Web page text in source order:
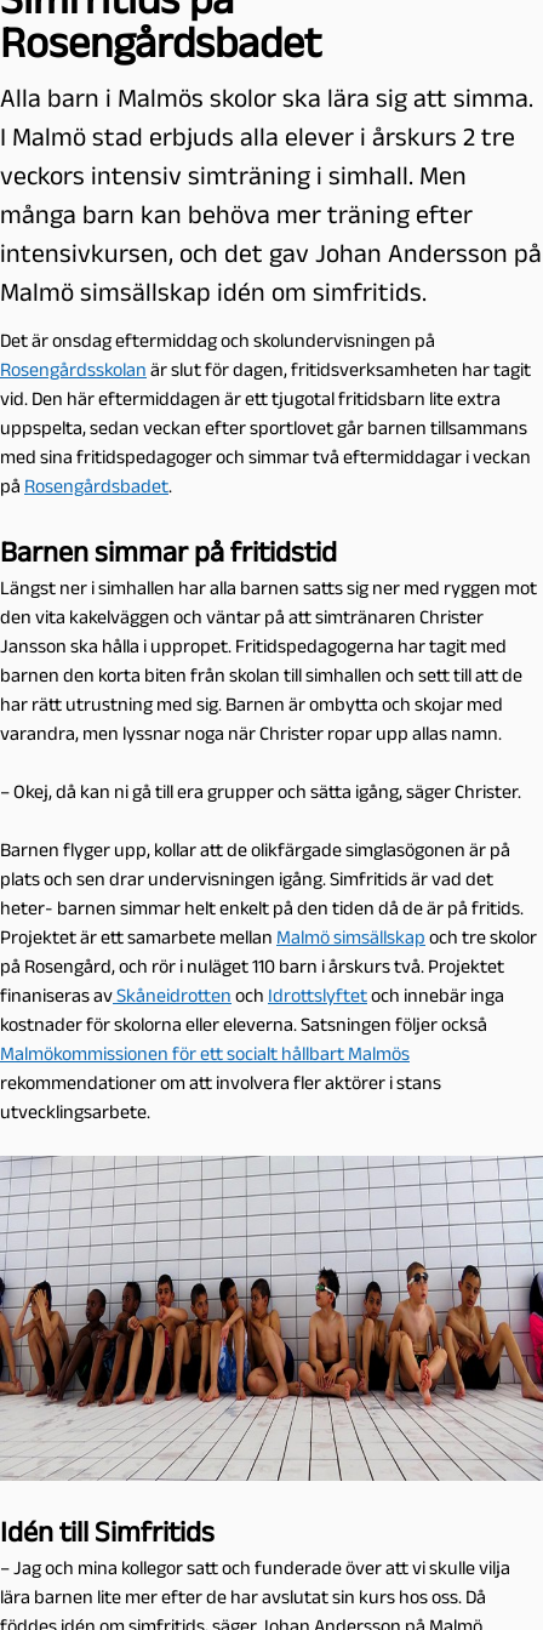
Rosengårdsbadet
Alla barn i Malmös skolor ska lära sig att simma.
I Malmö stad erbjuds alla elever i årskurs 2 tre
veckors intensiv simträning i simhall. Men
många barn kan behöva mer träning efter
intensivkursen, och det gav Johan Andersson på
Malmö simsällskap idén om simfritids.
Det är onsdag eftermiddag och skolundervisningen på
Rosengårdsskolan är slut för dagen, fritidsverksamheten har tagit
vid. Den här eftermiddagen är ett tjugotal fritidsbarn lite extra
uppspelta, sedan veckan efter sportlovet går barnen tillsammans
med sina fritidspedagoger och simmar två eftermiddagar i veckan
på Rosengårdsbadet.
Barnen simmar på fritidstid
Längst ner i simhallen har alla barnen satts sig ner med ryggen mot
den vita kakelväggen och väntar på att simtränaren Christer
Jansson ska hålla i uppropet. Fritidspedagogerna har tagit med
barnen den korta biten från skolan till simhallen och sett till att de
har rätt utrustning med sig. Barnen är ombytta och skojar med
varandra, men lyssnar noga när Christer ropar upp allas namn.
– Okej, då kan ni gå till era grupper och sätta igång, säger Christer.
Barnen flyger upp, kollar att de olikfärgade simglasögonen är på
plats och sen drar undervisningen igång. Simfritids är vad det
heter- barnen simmar helt enkelt på den tiden då de är på fritids.
Projektet är ett samarbete mellan Malmö simsällskap och tre skolor
på Rosengård, och rör i nuläget 110 barn i årskurs två. Projektet
finaniseras avSkåneidrotten och Idrottslyftetoch innebär inga
kostnader för skolorna eller eleverna. Satsningen följer också
Malmökommissionen för ett socialt hållbart Malmös
rekommendationer om att involvera fler aktörer i stans
utvecklingsarbete.
Idén till Simfritids
– Jag och mina kollegor satt och funderade över att vi skulle vilja
lära barnen lite mer efter de har avslutat sin kurs hos oss. Då